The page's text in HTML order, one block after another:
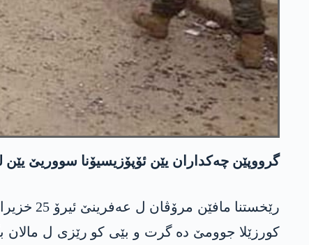
گرووپێن چەکداران یێن ئۆپۆزیسیۆنا سووریێ یێن لگەل